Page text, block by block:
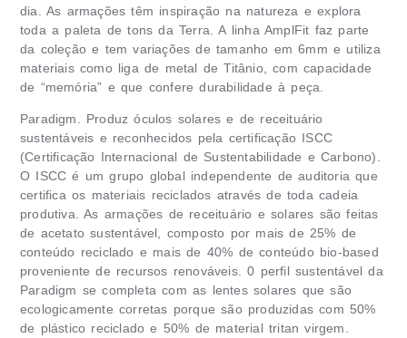
dia. As armações têm inspiração na natureza e explora
toda a paleta de tons da Terra. A linha AmplFit faz parte
da coleção e tem variações de tamanho em 6mm e utiliza
materiais como liga de metal de Titânio, com capacidade
de “memória” e que confere durabilidade à peça.
Paradigm. Produz óculos solares e de receituário
sustentáveis e reconhecidos pela certificação ISCC
(Certificação Internacional de Sustentabilidade e Carbono).
O ISCC é um grupo global independente de auditoria que
certifica os materiais reciclados através de toda cadeia
produtiva. As armações de receituário e solares são feitas
de acetato sustentável, composto por mais de 25% de
conteúdo reciclado e mais de 40% de conteúdo bio-based
proveniente de recursos renováveis. 0 perfil sustentável da
Paradigm se completa com as lentes solares que são
ecologicamente corretas porque são produzidas com 50%
de plástico reciclado e 50% de material tritan virgem.